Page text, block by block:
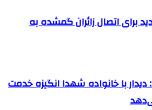
برای اتصال زائران گمشده به
دیدار با خانواده شهدا انگیزه خدمت